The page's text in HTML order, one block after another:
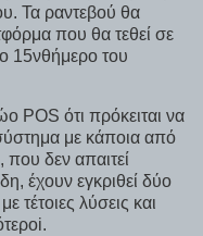
Τα ραντεβού θα
που θα τεθεί σε
15νθήμερο του
ότι πρόκειται να
με κάποια από
που δεν απαιτεί
έχουν εγκριθεί δύο
τέτοιες λύσεις και